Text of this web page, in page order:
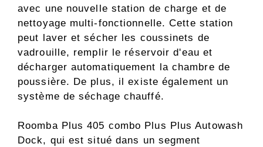
avec une nouvelle station de charge et de
nettoyage multi-fonctionnelle. Cette station
peut laver et sécher les coussinets de
vadrouille, remplir le réservoir d'eau et
décharger automatiquement la chambre de
poussière. De plus, il existe également un
système de séchage chauffé.
Roomba Plus 405 combo Plus Plus Autowash
Dock, qui est situé dans un segment